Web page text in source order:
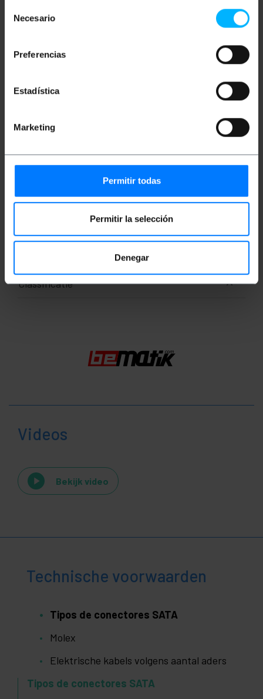
Necesario
Preferencias
Estadística
Marketing
Permitir todas
Permitir la selección
Denegar
Eenvoudig te installeren en met een vaste en
Totale kabellengte 90cm.
Bruto gewicht: 40 g
hoogte): 11.0 x 7.0 x 1.0 cm
Product bestand 1
Classificatie
Videos
Bekijk video
Technische voorwaarden
Tipos de conectores SATA
Molex
Elektrische kabels volgens aantal aders
Tipos de conectores SATA